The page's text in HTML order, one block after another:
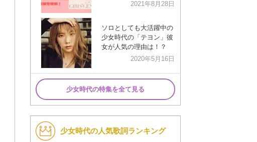
2021年8月28日
ソロとしても大活躍中の
少女時代の「テヨン」彼
女が人気の理由は！？
2020年5月16日
少女時代の特集を全て見る
少女時代の人気歌詞ランキング